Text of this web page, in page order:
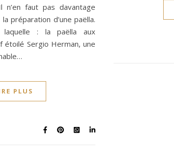
faut pas davantage
préparation d’une paëlla.
laquelle : la paëlla aux
étoilé Sergio Herman, une
PLUS